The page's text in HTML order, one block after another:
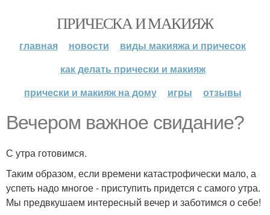
ПРИЧЕСКА И МАКИЯЖ
главная новости
виды макияжа и причесок
как делать прически и макияж
прически и макияж на дому
игры отзывы
Вечером важное свидание?
С утра готовимся.
Таким образом, если времени катастрофически мало, а
успеть надо многое - приступить придется с самого утра.
Мы предвкушаем интересный вечер и заботимся о себе!